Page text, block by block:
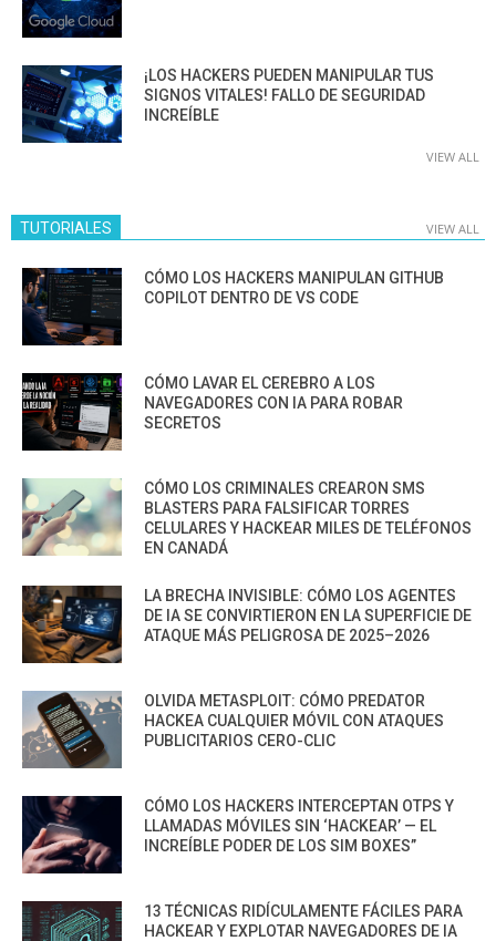
¡LOS HACKERS PUEDEN MANIPULAR TUS
SIGNOS VITALES! FALLO DE SEGURIDAD
INCREÍBLE
VIEW ALL
TUTORIALES VIEW ALL
CÓMO LOS HACKERS MANIPULAN GITHUB
COPILOT DENTRO DE VS CODE
CÓMO LAVAR EL CEREBRO A LOS
NAVEGADORES CON IA PARA ROBAR
SECRETOS
CÓMO LOS CRIMINALES CREARON SMS
BLASTERS PARA FALSIFICAR TORRES
CELULARES Y HACKEAR MILES DE TELÉFONOS
EN CANADÁ
LA BRECHA INVISIBLE: CÓMO LOS AGENTES
DE IA SE CONVIRTIERON EN LA SUPERFICIE DE
ATAQUE MÁS PELIGROSA DE 2025–2026
OLVIDA METASPLOIT: CÓMO PREDATOR
HACKEA CUALQUIER MÓVIL CON ATAQUES
PUBLICITARIOS CERO-CLIC
CÓMO LOS HACKERS INTERCEPTAN OTPS Y
LLAMADAS MÓVILES SIN ‘HACKEAR’ — EL
INCREÍBLE PODER DE LOS SIM BOXES”
13 TÉCNICAS RIDÍCULAMENTE FÁCILES PARA
HACKEAR Y EXPLOTAR NAVEGADORES DE IA